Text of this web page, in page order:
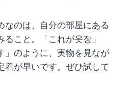
なのは、自分の部屋にある
こと。「これが옷장」
」のように、実物を見なが
着が早いです。ぜひ試して